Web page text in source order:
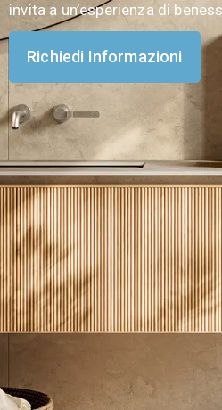
invita a un’esperienza di
Richiedi Informazioni